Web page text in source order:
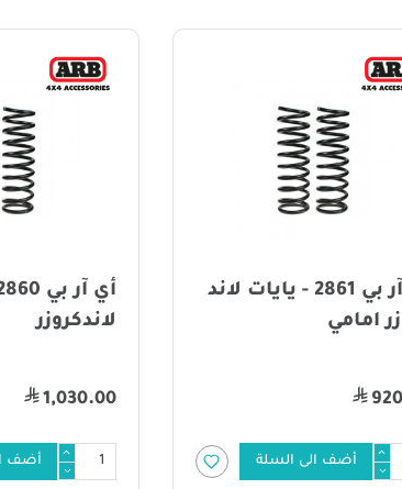
أي آر بي 2861 - يايات لاند
امامي
أضف الى السلة
لاندكروزر
1,030.00
أضف